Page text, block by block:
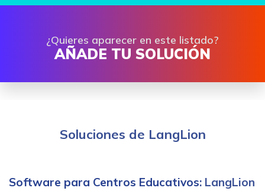
¿Quieres aparecer en este listado?
AÑADE TU SOLUCIÓN
Soluciones de LangLion
Software para Centros Educativos: LangLion